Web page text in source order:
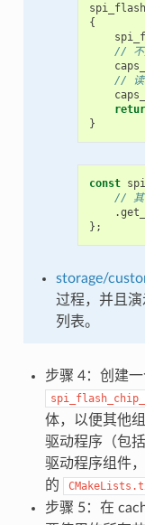
{
// 不
// 读
}
const
// 其
.
};
storage/
过程，并且
列表。
步骤 4：创建
体，以便其他
驱动程序（包
驱动程序组件
的
步骤 5：在